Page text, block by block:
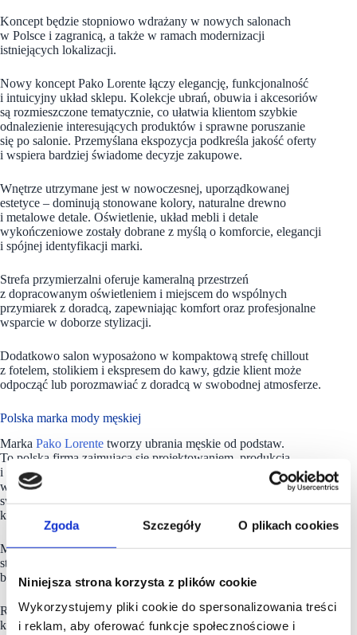
Zgoda Szczegóły O plikach cookies
Niniejsza strona korzysta z plików cookie
Wykorzystujemy pliki cookie do spersonalizowania treści
i reklam, aby oferować funkcje społecznościowe i
Koncept będzie stopniowo wdrażany w nowych salonach
w Polsce i zagranicą, a także w ramach modernizacji
istniejących lokalizacji.
Nowy koncept Pako Lorente łączy elegancję, funkcjonalność
i intuicyjny układ sklepu. Kolekcje ubrań, obuwia i akcesoriów
są rozmieszczone tematycznie, co ułatwia klientom szybkie
odnalezienie interesujących produktów i sprawne poruszanie
się po salonie. Przemyślana ekspozycja podkreśla jakość oferty
i wspiera bardziej świadome decyzje zakupowe.
Wnętrze utrzymane jest w nowoczesnej, uporządkowanej
estetyce – dominują stonowane kolory, naturalne drewno
i metalowe detale. Oświetlenie, układ mebli i detale
wykończeniowe zostały dobrane z myślą o komforcie, elegancji
i spójnej identyfikacji marki.
Strefa przymierzalni oferuje kameralną przestrzeń
z dopracowanym oświetleniem i miejscem do wspólnych
przymiarek z doradcą, zapewniając komfort oraz profesjonalne
wsparcie w doborze stylizacji.
Dodatkowo salon wyposażono w kompaktową strefę chillout
z fotelem, stolikiem i ekspresem do kawy, gdzie klient może
odpocząć lub porozmawiać z doradcą w swobodnej atmosferze.
Polska marka mody męskiej
Marka Pako Lorente tworzy ubrania męskie od podstaw.
To polska firma zajmująca się projektowaniem, produkcją
i sprzedażą odzieży. Na początku skupiała swoją działalność
wokół produkcji męskich koszul, wraz z rozwojem poszerzyła
swój asortyment i od kilku lat z sukcesem tworzy pełne
kolekcje uzupełnione dodatkami i akcesoriami.
Mężczyźni wybierający Pako Lorente mają do wyboru
stylizacje na każdą okazję. Zaczynając od: klasycznych,
biznesowych po casualowe.
Różnorodność fasonów i dbałość o detale oraz ciekawa
kolorystyka asortymentu z kolekcji Pako Lorente jest